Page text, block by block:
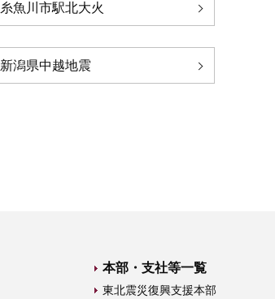
糸魚川市駅北大火
新潟県中越地震
本部・支社等一覧
東北震災復興支援本部